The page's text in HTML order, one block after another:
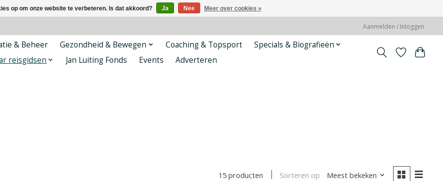
Aanmelden / Inloggen
& Beheer Gezondheid & Bewegen Coaching & Topsport
Specials & Biografieën
reisgidsen
Jan Luiting Fonds Events Adverteren
15 producten Sorteren op Meest bekeken
op om onze website te verbeteren. Is dat akkoord? Ja Nee Meer over cookies »